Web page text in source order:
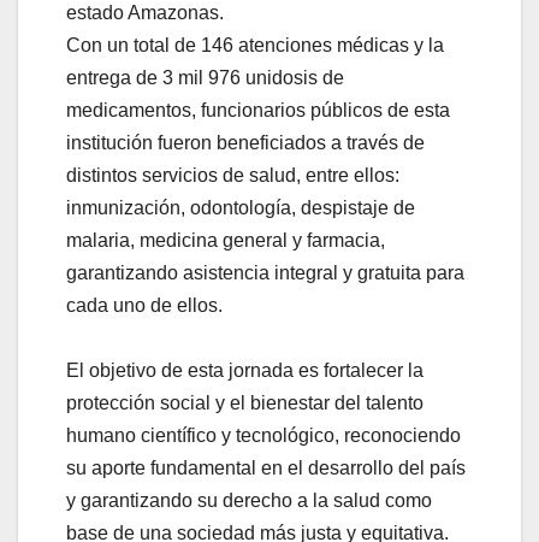
estado Amazonas.
Con un total de 146 atenciones médicas y la
entrega de 3 mil 976 unidosis de
medicamentos, funcionarios públicos de esta
institución fueron beneficiados a través de
distintos servicios de salud, entre ellos:
inmunización, odontología, despistaje de
malaria, medicina general y farmacia,
garantizando asistencia integral y gratuita para
cada uno de ellos.
El objetivo de esta jornada es fortalecer la
protección social y el bienestar del talento
humano científico y tecnológico, reconociendo
su aporte fundamental en el desarrollo del país
y garantizando su derecho a la salud como
base de una sociedad más justa y equitativa.